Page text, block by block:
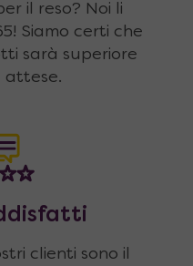
il reso? Noi li
Siamo certi che
sarà superiore
attese.
clienti sono il